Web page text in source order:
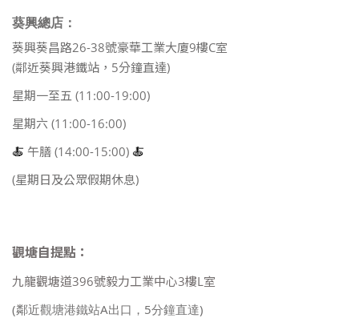
葵興總店：
葵興葵昌路26-38號豪華工業大廈9樓C室
(鄰近葵興港鐵站，5分鐘直達)
星期一至五 (11:00-19:00)
星期六 (11:00-16:00)
🍝 午膳 (14:00-15:00) 🍝
(星期日及公眾假期休息)
觀塘自提點：
九龍觀塘道396號毅力工業中心3樓L室
(鄰近觀塘港鐵站A出口，5分鐘直達)